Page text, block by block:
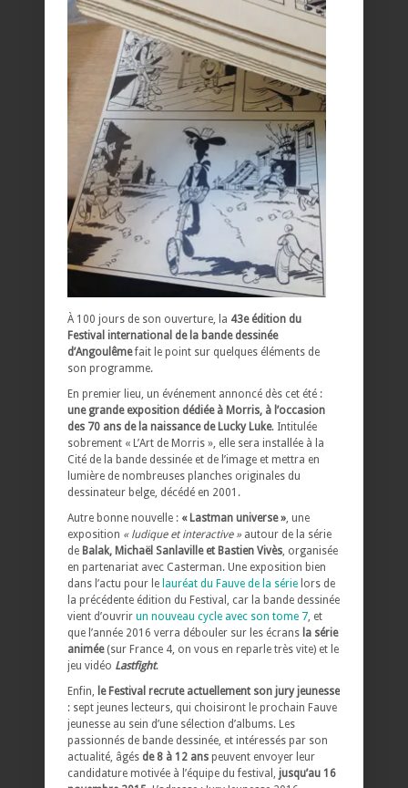
À 100 jours de son ouverture, la 43e édition du
Festival international de la bande dessinée
d’Angoulêmefait le point sur quelques éléments de
son programme.
En premier lieu, un événement annoncé dès cet été :
une grande exposition dédiée à Morris, à l’occasion
des 70 ans de la naissance de Lucky Luke. Intitulée
sobrement « L’Art de Morris », elle sera installée à la
Cité de la bande dessinée et de l’image et mettra en
lumière de nombreuses planches originales du
dessinateur belge, décédé en 2001.
Autre bonne nouvelle : « Lastman universe », une
exposition « ludique et interactive » autour de la série
de Balak, Michaël Sanlaville et Bastien Vivès, organisée
en partenariat avec Casterman. Une exposition bien
dans l’actu pour le lauréat du Fauve de la série lors de
la précédente édition du Festival, car la bande dessinée
vient d’ouvrir un nouveau cycle avec son tome 7, et
que l’année 2016 verra débouler sur les écrans la série
animée(sur France 4, on vous en reparle très vite) et le
jeu vidéo Lastfight.
Enfin, le Festival recrute actuellement son jury jeunesse
: sept jeunes lecteurs, qui choisiront le prochain Fauve
jeunesse au sein d’une sélection d’albums. Les
passionnés de bande dessinée, et intéressés par son
actualité, âgés de 8 à 12 ans peuvent envoyer leur
candidature motivée à l’équipe du festival, jusqu’au 16